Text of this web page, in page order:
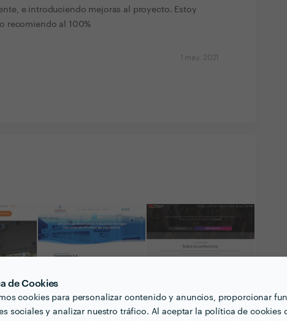
de Cookies
cookies para personalizar contenido y anuncios, proporcionar
sociales y analizar nuestro tráfico. Al aceptar la política de cookies
e introduciendo mejoras al proyecto. Estoy
recomiendo al 100%
1 may. 2021